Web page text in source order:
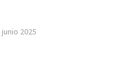
junio 2025